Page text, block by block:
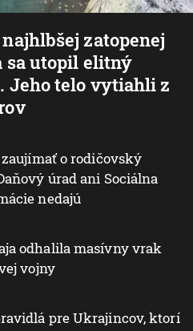
zatopenej
sa utopil elitný
Jeho telo vytiahli z
o rodičovský
úrad ani Sociálna
nedajú
odhalila masívny vrak
vojny
pre Ukrajincov, ktorí